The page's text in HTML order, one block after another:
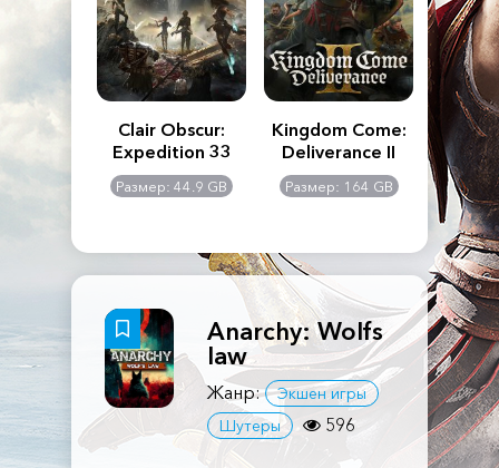
Creed
Clair Obscur:
Expedition 33
Размер: 44.9 GB
Kingdom Come:
Deliverance II
Размер: 164 GB
The
Anarchy: Wolfs
law
Жанр:
Экшен игры
Шутеры
596